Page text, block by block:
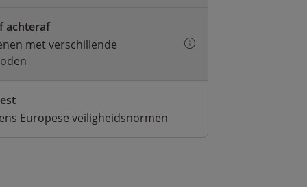
achteraf
met verschillende
Europese veiligheidsnormen